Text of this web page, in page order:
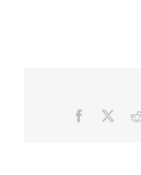
Facebook